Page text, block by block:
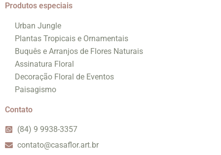
Produtos especiais
Urban Jungle
Plantas Tropicais e Ornamentais
Buquês e Arranjos de Flores Naturais
Assinatura Floral
Decoração Floral de Eventos
Paisagismo
Contato
(84) 9 9938-3357
contato@casaflor.art.br